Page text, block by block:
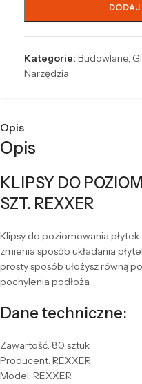
Kategorie: Budowlane,
Narzędzia
Opis
Opis
KLIPSY DO
SZT. REXXER
Klipsy do poziomowania
zmienia sposób układania
prosty sposób ułożysz równą
pochylenia podłoża.
Dane techniczne:
Zawartość: 80 sztuk
Producent: REXXER
Model: REXXER